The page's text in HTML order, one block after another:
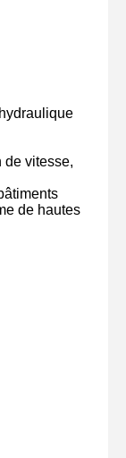
de vitesse,
de hautes